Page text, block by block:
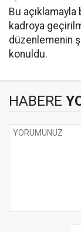
Bu
kadroya
düzenlemenin
konuldu.
HABERE